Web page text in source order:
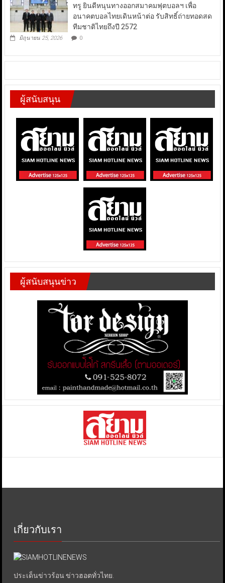
ทรู ยินดีหนุนทางออกสมาคมฟุตบอลฯ เพื่อ
อนาคตบอลไทยเดินหน้าต่อ รับสิทธิ์ถ่ายทอดสด
ทีมชาติไทยถึงปี 2572
มิถุนายน 25, 2026 0
ผู้สนับสนุน
ผู้สนับสนุนข่าว
เกี่ยวกับเรา
ประเด็นข่าวร้อน ข่าวฮอตทั่วไทย.